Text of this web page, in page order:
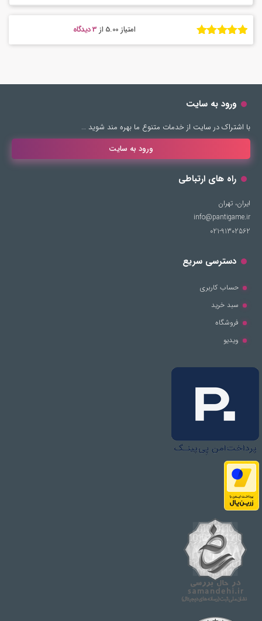
امتیاز 5.00 از 3 دیدگاه
ورود به سایت
با اشتراک در سایت از خدمات متنوع ما بهره مند شوید …
ورود به سایت
راه های ارتباطی
ایران، تهران
info@pantigame.ir
021-91302562
دسترسی سریع
حساب کاربری
سبد خرید
فروشگاه
ویدیو